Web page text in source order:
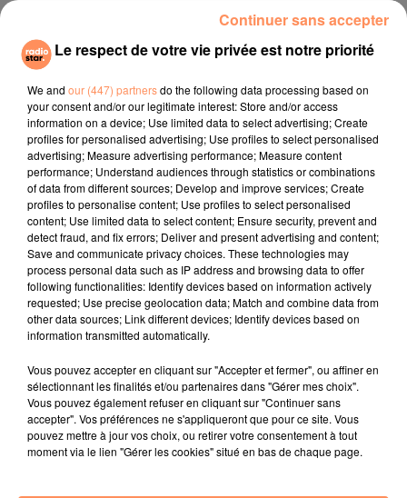
maintenant avec toi mon ange. Il n'y a pas de plus
fil actus
4 juillet 2022
Radio Star Live avec Dadju
27 juin 2022
Marseille : une application pour mettre en
relation extras et...
27 juin 2022
Le cocholed pour jouer à la pétanque
jusqu'au bout de la nuit !
10 mai 2022
Toulon : des quais électrifiés pour 2023 !
10 mai 2022
Cassis organise sa traditionnelle "Fête du vin"
10 mai 2022
Marseille : appel à témoins pour retrouver
Frédéric Pache
Le respect de votre vie privée est notre priorité
We and our (447) partnersdo the following data processing based on
your consent and/or our legitimate interest: Store and/or access
information on a device; Use limited data to select advertising; Create
profiles for personalised advertising; Use profiles to select personalised
advertising; Measure advertising performance; Measure content
performance; Understand audiences through statistics or combinations
of data from different sources; Develop and improve services; Create
profiles to personalise content; Use profiles to select personalised
content; Use limited data to select content; Ensure security, prevent and
detect fraud, and fix errors; Deliver and present advertising and content;
Save and communicate privacy choices. These technologies may
process personal data such as IP address and browsing data to offer
following functionalities: Identify devices based on information actively
requested; Use precise geolocation data; Match and combine data from
other data sources; Link different devices; Identify devices based on
information transmitted automatically.
Vous pouvez accepter en cliquant sur "Accepter et fermer", ou affiner en
sélectionnant les finalités et/ou partenaires dans "Gérer mes choix".
Vous pouvez également refuser en cliquant sur "Continuer sans
accepter". Vos préférences ne s'appliqueront que pour ce site. Vous
pouvez mettre à jour vos choix, ou retirer votre consentement à tout
moment via le lien "Gérer les cookies" situé en bas de chaque page.
Continuer sans accepter